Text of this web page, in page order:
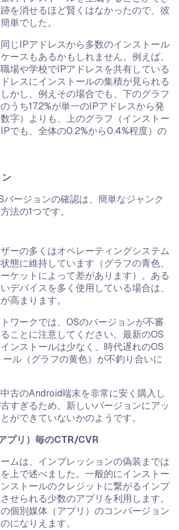
を消せるほど賢くはなかったので、彼
単でした。
じIPアドレスから多数のインストール
ースもあるかもしれません。例えば、
場や学校でIPアドレスを共有している
レスにインストールの集積が見られる
かし、例えその場合でも、下のグラフ
うち17.2%が単一のIPアドレスから発
字）よりも、上のグラフ（インストー
でも、全体の0.2%から0.4%程度）の
バージョンの確認は、簡単なジャンク
法の1つです。
ーの多くはオペレーティングシステム
態に維持しています（グラフの青色、
ケットによって差があります）。ある
デバイスを多く使用している場合は、
高まります。
ワークでは、OSのバージョンが不審
ことに注意してください。最新のOS
ンストールは少なく、時代遅れのOS
ル（グラフの黄色）が不釣り合いに
古のAndroid端末を非常に安く購入し
すぎるため、新しいバージョンにアッ
ができていないかのようです。
プリ）毎のCTR/CVR
ムは、インプレッションの偽装までは
上で述べました。一般的にインストー
ストールのクレジットに繋がるインプ
せられる少数のアプリを利用します。
個別媒体（アプリ）のコンバージョン
になりえます。